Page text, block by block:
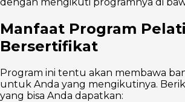
Manfaat Program
Bersertifikat
Program ini tentu akan membawa
untuk Anda yang mengikutinya.
yang bisa Anda dapatkan: